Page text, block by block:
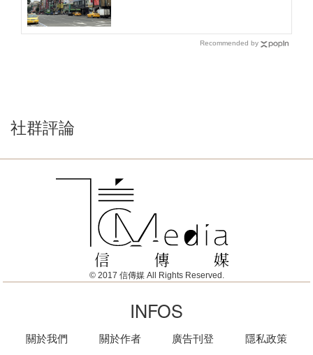
Recommended by
社群評論
© 2017 信傳媒 All Rights Reserved.
INFOS
關於我們 關於作者 廣告刊登 隱私政策